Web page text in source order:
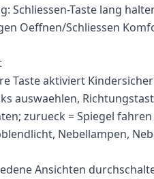
Schliessen-Taste lang
Oeffnen/Schliessen
Taste aktiviert
auswaehlen,
zurueck = Spiegel
Nebellampen,
Ansichten